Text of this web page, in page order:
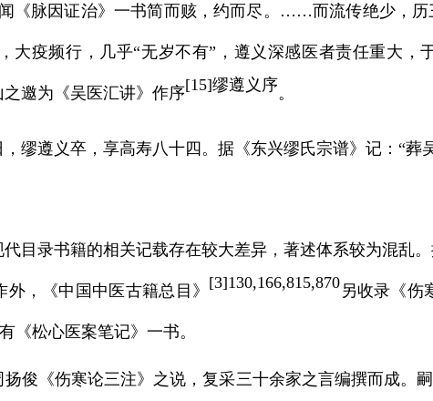
《脉因证治》一书简而赅，约而尽。……而流传绝少，
大疫频行，几乎“无岁不有”，遵义深感医者责任重大，
邀为《吴医汇讲》作序[15]缪遵义序。
缪遵义卒，享高寿八十四。据《东兴缪氏宗谱》记：“葬
目录书籍的相关记载存在较大差异，著述体系较为混乱。
，《中国中医古籍总目》 [3]130,166,815,870另收录《伤
《松心医案笔记》一书。
扬俊《伤寒论三注》之说，复采三十余家之言编撰而成